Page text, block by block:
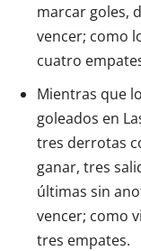
marcar goles,
vencer; como
cuatro
Mientras que
goleados en
tres derrotas
ganar, tres
últimas sin
vencer; como
tres empates.